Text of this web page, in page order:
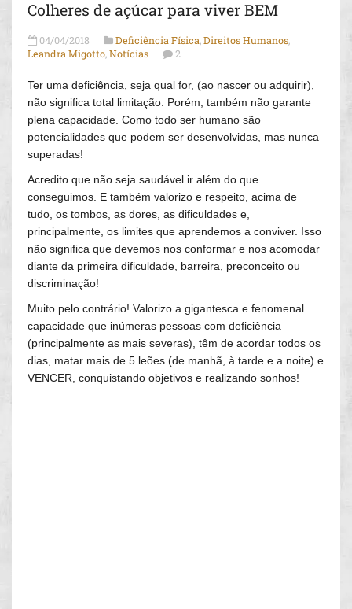
Colheres de açúcar para viver BEM
04/04/2018 Deficiência Física,Direitos Humanos,
Leandra Migotto,Notícias 2
Ter uma deficiência, seja qual for, (ao nascer ou adquirir),
não significa total limitação. Porém, também não garante
plena capacidade. Como todo ser humano são
potencialidades que podem ser desenvolvidas, mas nunca
superadas!
Acredito que não seja saudável ir além do que
conseguimos. E também valorizo e respeito, acima de
tudo, os tombos, as dores, as dificuldades e,
principalmente, os limites que aprendemos a conviver. Isso
não significa que devemos nos conformar e nos acomodar
diante da primeira dificuldade, barreira, preconceito ou
discriminação!
Muito pelo contrário! Valorizo a gigantesca e fenomenal
capacidade que inúmeras pessoas com deficiência
(principalmente as mais severas), têm de acordar todos os
dias, matar mais de 5 leões (de manhã, à tarde e a noite) e
VENCER, conquistando objetivos e realizando sonhos!